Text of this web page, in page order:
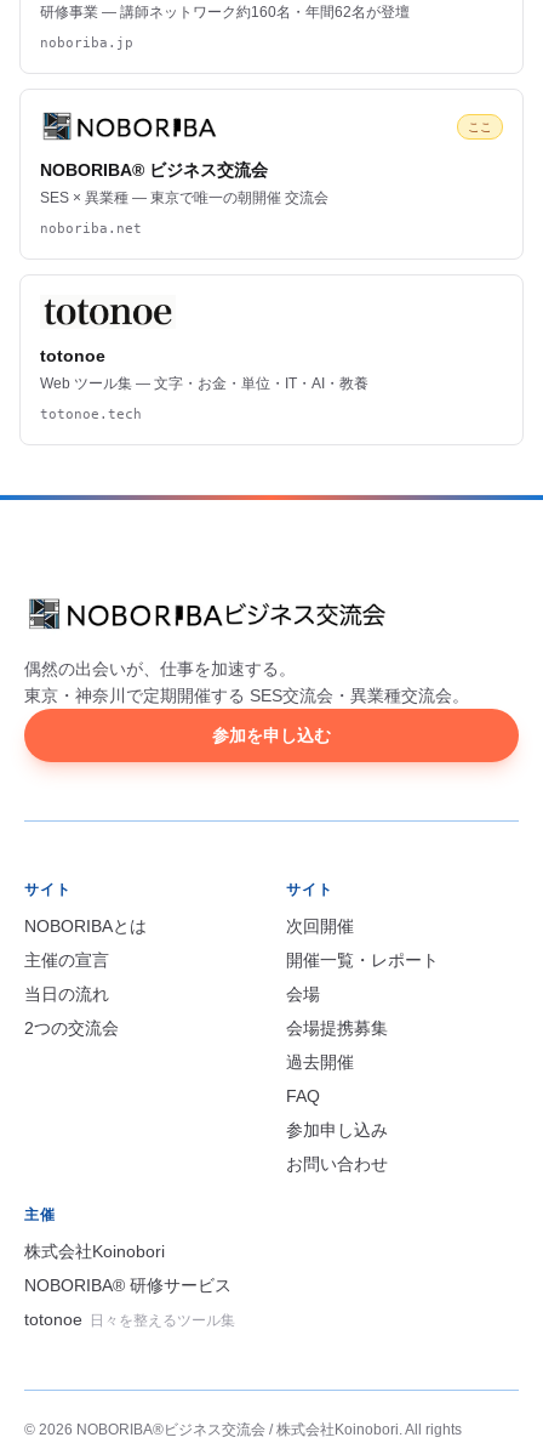
研修事業 — 講師ネットワーク約160名・年間62名が登壇
noboriba.jp
ここ
NOBORIBA® ビジネス交流会
SES × 異業種 — 東京で唯一の朝開催 交流会
noboriba.net
totonoe
Web ツール集 — 文字・お金・単位・IT・AI・教養
totonoe.tech
偶然の出会いが、仕事を加速する。
東京・神奈川で定期開催する SES交流会・異業種交流会。
参加を申し込む
サイト
NOBORIBAとは
主催の宣言
当日の流れ
2つの交流会
サイト
次回開催
開催一覧・レポート
会場
会場提携募集
過去開催
FAQ
参加申し込み
お問い合わせ
主催
株式会社Koinobori
NOBORIBA® 研修サービス
totonoe
日々を整えるツール集
© 2026 NOBORIBA®ビジネス交流会 / 株式会社Koinobori. All rights